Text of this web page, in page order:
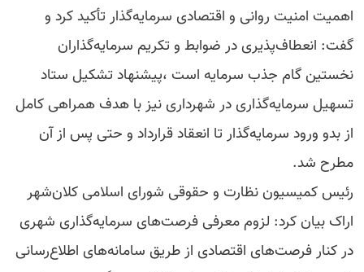
اهمیت امنیت روانی و اقتصادی سرمایه‌گذار تأکید کرد و
گفت: انعطاف‌پذیری در ضوابط و تکریم سرمایه‌گذاران
نخستین گام جذب سرمایه است ،پیشنهاد تشکیل ستاد
تسهیل سرمایه‌گذاری در شهرداری نیز با هدف همراهی کامل
از بدو ورود سرمایه‌گذار تا انعقاد قرارداد و حتی پس از آن
مطرح شد.
رئیس کمیسیون نظارت و حقوقی شورای اسلامی کلان‌شهر
اراک بیان کرد: لزوم معرفی فرصت‌های سرمایه‌گذاری شهری
در کنار فرصت‌های اقتصادی از طریق سامانه‌های اطلاع‌رسانی